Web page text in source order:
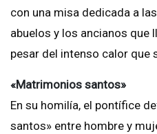
con una misa dedicada a
abuelos y los ancianos que
pesar del intenso calor que
«Matrimonios santos»
En su homilía, el pontífice
santos» entre hombre y